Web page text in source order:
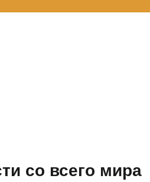
со всего мира